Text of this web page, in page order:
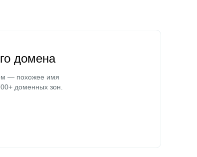
домена
— похожее имя
доменных зон.